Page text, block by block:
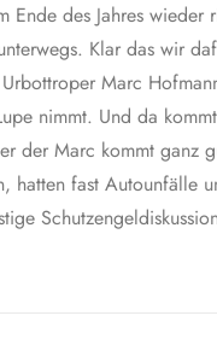
des Jahres
Klar das wir
Marc
nimmt. Und da
der Marc kommt ganz
fast Autounfälle